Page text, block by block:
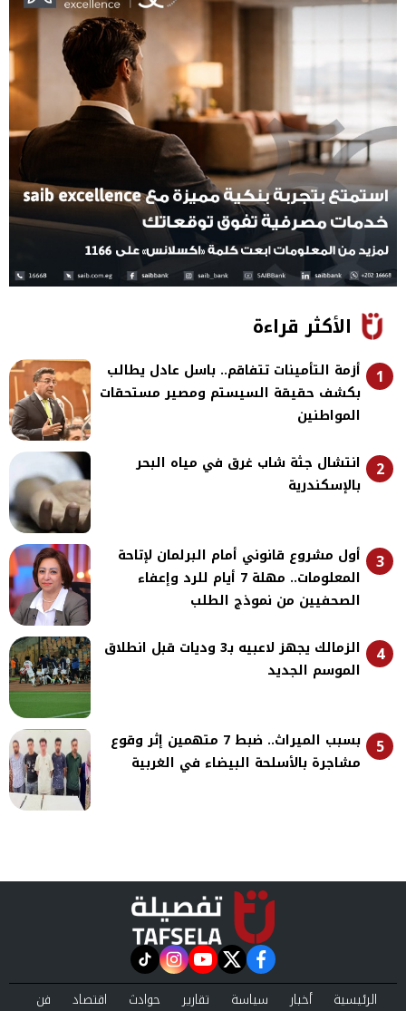
الأكثر قراءة
1
أزمة التأمينات تتفاقم.. باسل عادل يطالب
بكشف حقيقة السيستم ومصير مستحقات
المواطنين
2
انتشال جثة شاب غرق في مياه البحر
بالإسكندرية
3
أول مشروع قانوني أمام البرلمان لإتاحة
المعلومات.. مهلة 7 أيام للرد وإعفاء
الصحفيين من نموذج الطلب
4
الزمالك يجهز لاعبيه بـ3 وديات قبل انطلاق
الموسم الجديد
5
بسبب الميراث.. ضبط 7 متهمين إثر وقوع
مشاجرة بالأسلحة البيضاء في الغربية
facebook
twitter
youtube
instagram
tiktok
الرئيسية أخبار سياسة تقارير حوادث اقتصاد فن